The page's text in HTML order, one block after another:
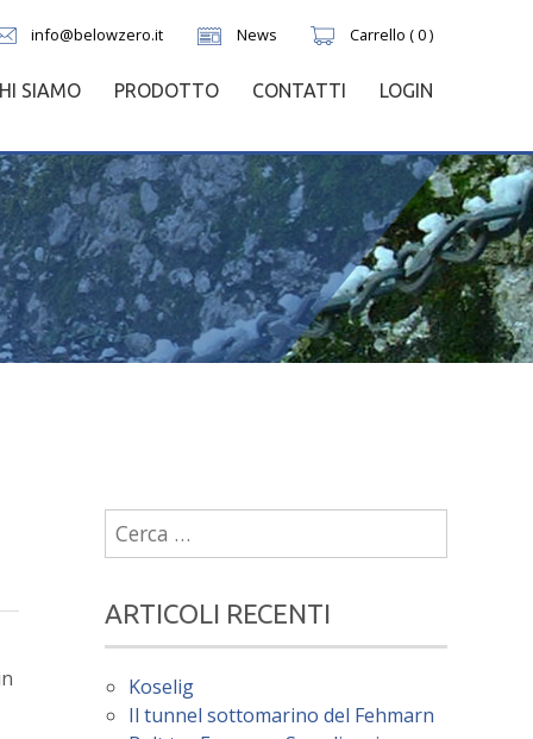
info@belowzero.it News Carrello ( 0 )
SIAMO PRODOTTO CONTATTI LOGIN
Ricerca
per:
ARTICOLI RECENTI
Koselig
Il tunnel sottomarino del Fehmarn